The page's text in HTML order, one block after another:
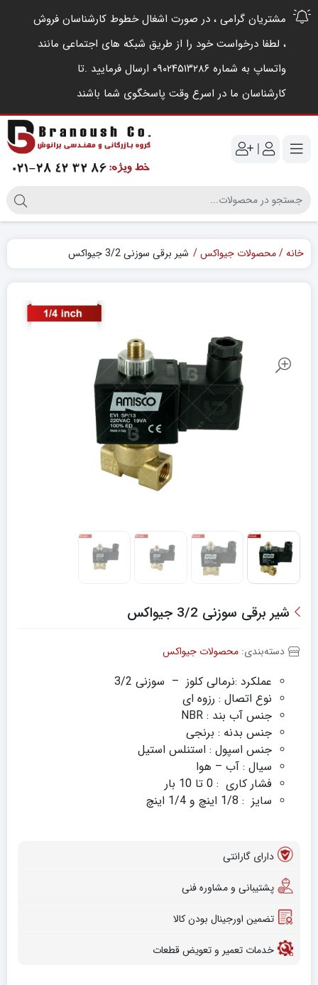
مشتریان گرامی ، در صورت اشغال خطوط کارشناسان فروش
، لطفا درخواست خود را از طریق شبکه های اجتماعی مانند
واتساپ به شماره ۰۹۰۲۴۵۱۳۲۸۶ ارسال فرمایید .‌تا
کارشناسان ما در اسرع وقت پاسخگوی شما باشند
|
خانه محصولات جیواکس شیر برقی سوزنی 3/2 جیواکس
شیر برقی سوزنی 3/2 جیواکس
دسته‌بندی: محصولات جیواکس
عملکرد :نرمالی کلوز – سوزنی 3/2
نوع اتصال : رزوه ای
جنس آب بند : NBR
جنس بدنه : برنجی
جنس اسپول : استنلس استیل
سیال : آب – هوا
فشار کاری : 0 تا 10 بار
سایز : 1/8 اینچ و 1/4 اینچ
دارای گارانتی
پشتیبانی و مشاوره فنی
تضمین اورجینال بودن کالا
خدمات تعمیر و تعویض قطعات